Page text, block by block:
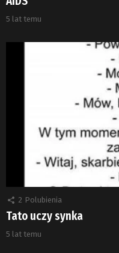
5 lat temu
2 Polubienia
Tato uczy synka
5 lat temu